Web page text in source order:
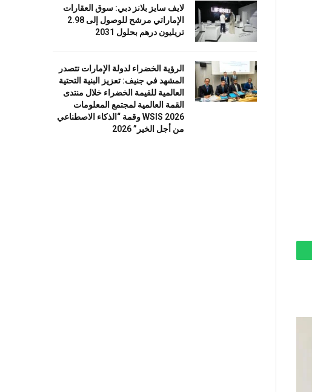
لايف سايز بلانز دبي: سوق العقارات
الإماراتي مرشح للوصول إلى 2.98
تريليون درهم بحلول 2031
الرؤية الخضراء لدولة الإمارات تتصدر
المشهد في جنيف: تعزيز البنية التحتية
العالمية للقيمة الخضراء خلال منتدى
القمة العالمية لمجتمع المعلومات
WSIS 2026 وقمة “الذكاء الاصطناعي
من أجل الخير” 2026